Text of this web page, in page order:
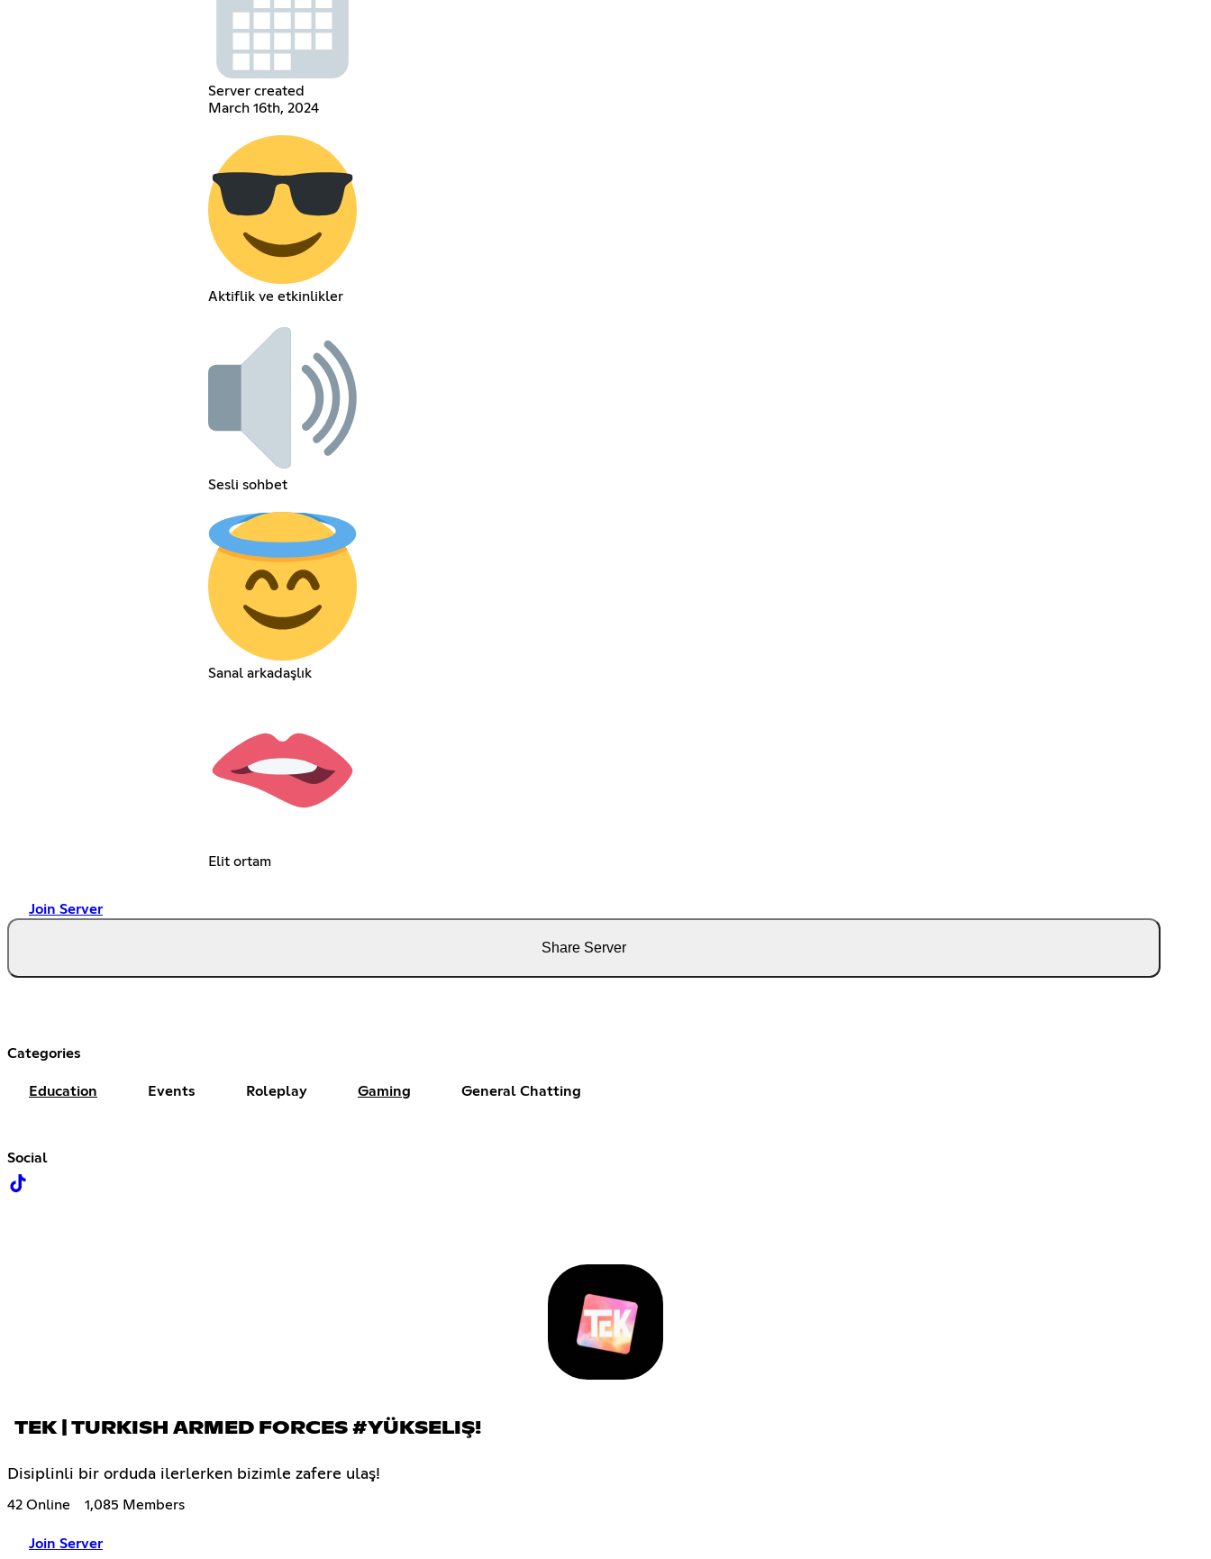
Server created
March 16th, 2024
Aktiflik ve etkinlikler
Sesli sohbet
Sanal arkadaşlık
Elit ortam
Join Server
Share Server
Categories
Education Events Roleplay Gaming General Chatting
Social
TEK | TURKISH ARMED FORCES #YÜKSELIŞ!
Disiplinli bir orduda ilerlerken bizimle zafere ulaş!
42 Online 1,085 Members
Join Server